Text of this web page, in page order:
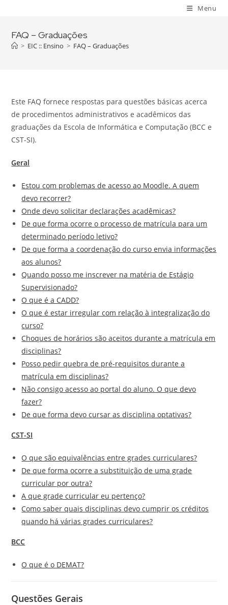
content
Menu
FAQ – Graduações
> EIC :: Ensino > FAQ – Graduações
Este FAQ fornece respostas para questões básicas acerca
de procedimentos administrativos e acadêmicos das
graduações da Escola de Informática e Computação (BCC e
CST-SI).
Geral
Estou com problemas de acesso ao Moodle. A quem
devo recorrer?
Onde devo solicitar declarações acadêmicas?
De que forma ocorre o processo de matrícula para um
determinado período letivo?
De que forma a coordenação do curso envia informações
aos alunos?
Quando posso me inscrever na matéria de Estágio
Supervisionado?
O que é a CADD?
O que é estar irregular com relação à integralização do
curso?
Choques de horários são aceitos durante a matrícula em
disciplinas?
Posso pedir quebra de pré-requisitos durante a
matrícula em disciplinas?
Não consigo acesso ao portal do aluno. O que devo
fazer?
De que forma devo cursar as disciplina optativas?
CST-SI
O que são equivalências entre grades curriculares?
De que forma ocorre a substituição de uma grade
curricular por outra?
A que grade curricular eu pertenço?
Como saber quais disciplinas devo cumprir os créditos
quando há várias grades curriculares?
BCC
O que é o DEMAT?
Questões Gerais